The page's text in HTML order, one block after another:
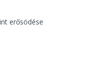
erősödése